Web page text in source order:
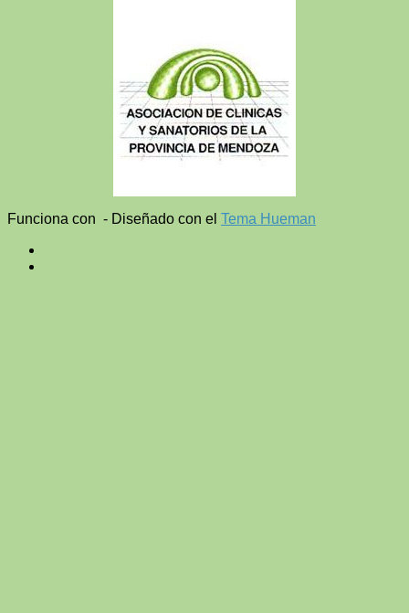
Funciona con - Diseñado con el Tema Hueman